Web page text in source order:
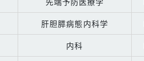
肝胆膵病態内科学
内科